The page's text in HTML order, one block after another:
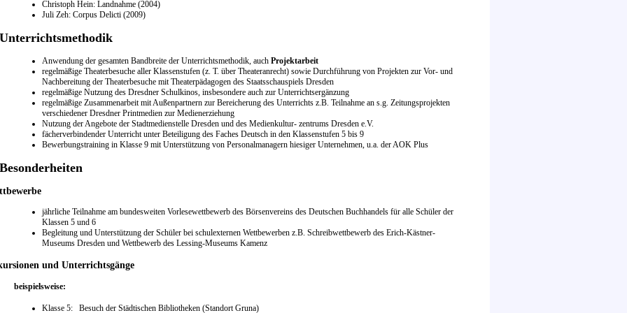
Christoph Hein: Landnahme (2004)
Juli Zeh: Corpus Delicti (2009)
Anwendung der gesamten Bandbreite der Unterrichtsmethodik, auch Projektarbeit
regelmäßige Theaterbesuche aller Klassenstufen (z. T. über Theateranrecht) sowie Durchführung von Projekten zur Vor- und
Nachbereitung der Theaterbesuche mit Theaterpädagogen des Staatsschauspiels Dresden
regelmäßige Nutzung des Dresdner Schulkinos, insbesondere auch zur Unterrichtsergänzung
regelmäßige Zusammenarbeit mit Außenpartnern zur Bereicherung des Unterrichts z.B. Teilnahme an s.g. Zeitungsprojekten
verschiedener Dresdner Printmedien zur Medienerziehung
Nutzung der Angebote der Stadtmedienstelle Dresden und des Medienkultur- zentrums Dresden e.V.
fächerverbindender Unterricht unter Beteiligung des Faches Deutsch in den Klassenstufen 5 bis 9
Bewerbungstraining in Klasse 9 mit Unterstützung von Personalmanagern hiesiger Unternehmen, u.a. der AOK Plus
jährliche Teilnahme am bundesweiten Vorlesewettbewerb des Börsenvereins des Deutschen Buchhandels für alle Schüler der
Klassen 5 und 6
Begleitung und Unterstützung der Schüler bei schulexternen Wettbewerben z.B. Schreibwettbewerb des Erich-Kästner-
Museums Dresden und Wettbewerb des Lessing-Museums Kamenz
und Unterrichtsgänge
beispielsweise:
Klasse 5: Besuch der Städtischen Bibliotheken (Standort Gruna)